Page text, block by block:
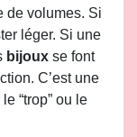
de volumes. Si
léger. Si une
bijoux se font
C’est une
“trop” ou le